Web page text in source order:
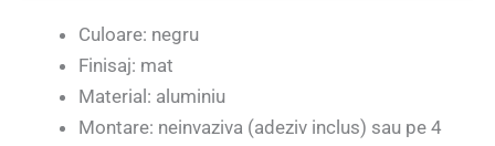
Culoare: negru
Finisaj: mat
Material: aluminiu
Montare: neinvaziva (adeziv inclus) sau pe 4